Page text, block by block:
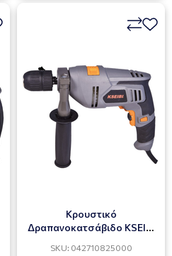
Κρουστικό
Δραπανοκατσάβιδο KSEIBI
SKU: 042710825000